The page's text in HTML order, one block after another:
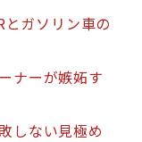
ガソリン車の
ナーが嫉妬す
しない見極め